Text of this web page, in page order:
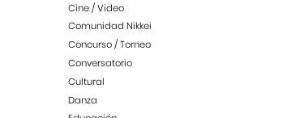
Cine / Video
Comunidad Nikkei
Concurso / Torneo
Conversatorio
Cultural
Danza